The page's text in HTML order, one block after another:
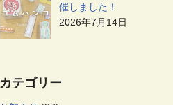
催しました！
2026年7月14日
カテゴリー